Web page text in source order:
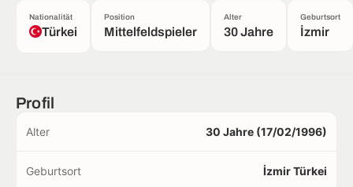
Nationalität
Türkei
Position
Mittelfeldspieler
Alter
30 Jahre
Geburtsort
İzmir
Profil
Alter 30 Jahre (17/02/1996)
Geburtsort İzmir Türkei